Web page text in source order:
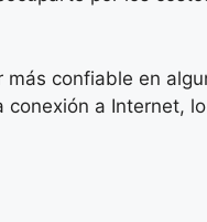
confiable en
a Internet,